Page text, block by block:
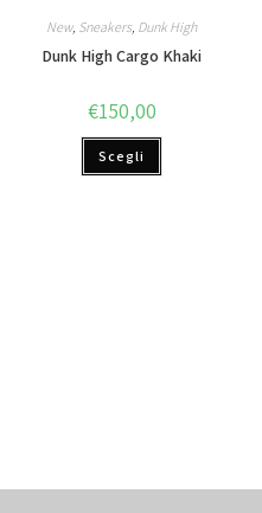
New, Sneakers, Dunk High
Dunk High Cargo Khaki
€150,00
Scegli